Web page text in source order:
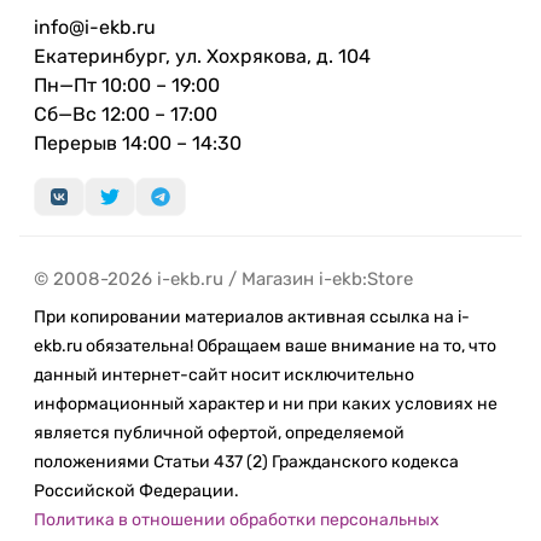
интернет-соединение, обеспечивая мгновенную
загрузку контента и высокое качество
видеозвонков. А на смену порту Lightning
пришёл более универсальный разъём USB-C.
Экосистема аксессуаров
делает iPhone 15 центром вашей мобильной
вселенной, обеспечивая максимальный комфорт
и функциональность в повседневной жизни.
info@i-ekb.ru
Екатеринбург, ул. Хохрякова, д. 104
Пн—Пт 10:00 – 19:00
Сб—Вс 12:00 – 17:00
Перерыв 14:00 – 14:30
© 2008-2026 i-ekb.ru / Магазин i-ekb:Store
При копировании материалов активная ссылка на i-
ekb.ru обязательна! Обращаем ваше внимание на то, что
данный интернет-сайт носит исключительно
информационный характер и ни при каких условиях не
является публичной офертой, определяемой
положениями Статьи 437 (2) Гражданского кодекса
Российской Федерации.
Политика в отношении обработки персональных